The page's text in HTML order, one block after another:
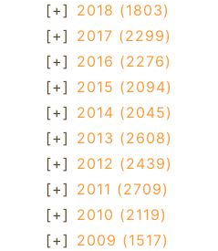
[+] 2018 (1803)
[+] 2017 (2299)
[+] 2016 (2276)
[+] 2015 (2094)
[+] 2014 (2045)
[+] 2013 (2608)
[+] 2012 (2439)
[+] 2011 (2709)
[+] 2010 (2119)
[+] 2009 (1517)